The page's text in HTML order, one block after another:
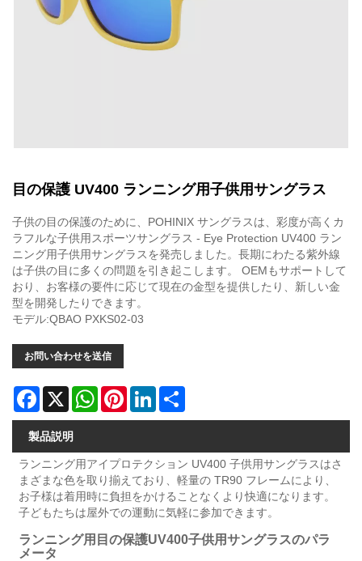
目の保護 UV400 ランニング用子供用サングラス
子供の目の保護のために、POHINIX サングラスは、彩度が高くカ
ラフルな子供用スポーツサングラス - Eye Protection UV400 ラン
ニング用子供用サングラスを発売しました。長期にわたる紫外線
は子供の目に多くの問題を引き起こします。 OEMもサポートして
おり、お客様の要件に応じて現在の金型を提供したり、新しい金
型を開発したりできます。
モデル:QBAO PXKS02-03
お問い合わせを送信
Facebook
X WhatsAppPinterestLinkedIn
製品説明
ランニング用アイプロテクション UV400 子供用サングラスはさ
まざまな色を取り揃えており、軽量の TR90 フレームにより、
お子様は着用時に負担をかけることなくより快適になります。
子どもたちは屋外での運動に気軽に参加できます。
ランニング用目の保護UV400子供用サングラスのパラ
メータ